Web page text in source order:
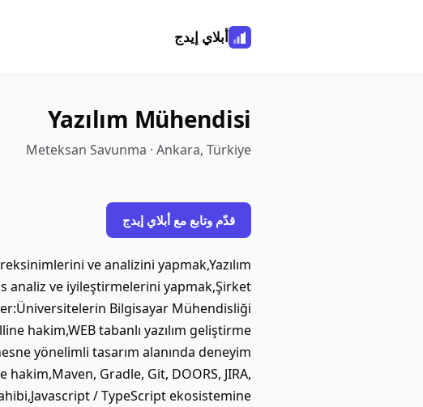
أبلاي إيدج
Yazılım Mühendisi
Meteksan Savunma · Ankara, Türkiye
قدّم وتابع مع أبلاي إيدج
ve analizini yapmak,Yazılım
analiz ve iyileştirmelerini yapmak,Şirket
Bilgisayar Mühendisliği
hakim,WEB tabanlı yazılım geliştirme
yönelimli tasarım alanında deneyim
Gradle, Git, DOORS, JIRA,
/ TypeScript ekosistemine